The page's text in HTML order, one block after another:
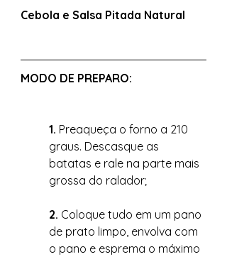
Cebola e Salsa Pitada Natural
MODO DE PREPARO:
1. Preaqueça o forno a 210
graus. Descasque as
batatas e rale na parte mais
grossa do ralador;
2. Coloque tudo em um pano
de prato limpo, envolva com
o pano e esprema o máximo